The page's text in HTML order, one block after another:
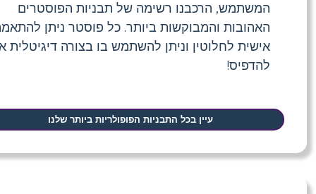
המשתמש, הרכבנו רשימה של תבניות הפוסטרים
האהובות והמבוקשות ביותר. כל פוסטר ניתן
אישית לחלוטין וניתן להשתמש בו בצורה דיגיטלית
להדפיס!
עיין בכל התבניות הפופולריות ביותר שלנו